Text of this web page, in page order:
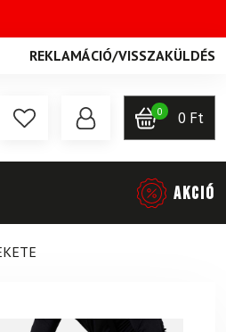
REKLAMÁCIÓ/VISSZAKÜLDÉS
0 0 Ft
AKCIÓ